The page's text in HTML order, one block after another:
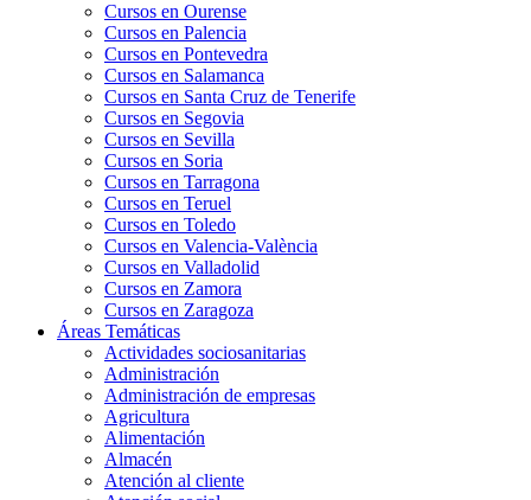
Cursos en Ourense
Cursos en Palencia
Cursos en Pontevedra
Cursos en Salamanca
Cursos en Santa Cruz de Tenerife
Cursos en Segovia
Cursos en Sevilla
Cursos en Soria
Cursos en Tarragona
Cursos en Teruel
Cursos en Toledo
Cursos en Valencia-València
Cursos en Valladolid
Cursos en Zamora
Cursos en Zaragoza
Áreas Temáticas
Actividades sociosanitarias
Administración
Administración de empresas
Agricultura
Alimentación
Almacén
Atención al cliente